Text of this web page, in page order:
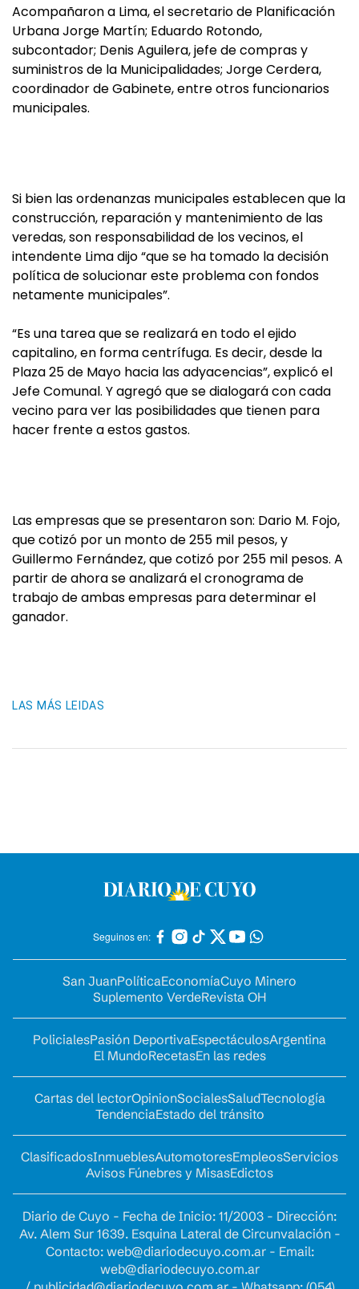
Acompañaron a Lima, el secretario de Planificación
Urbana Jorge Martín; Eduardo Rotondo,
subcontador; Denis Aguilera, jefe de compras y
suministros de la Municipalidades; Jorge Cerdera,
coordinador de Gabinete, entre otros funcionarios
municipales.
Si bien las ordenanzas municipales establecen que la
construcción, reparación y mantenimiento de las
veredas, son responsabilidad de los vecinos, el
intendente Lima dijo “que se ha tomado la decisión
política de solucionar este problema con fondos
netamente municipales”.
“Es una tarea que se realizará en todo el ejido
capitalino, en forma centrífuga. Es decir, desde la
Plaza 25 de Mayo hacia las adyacencias”, explicó el
Jefe Comunal. Y agregó que se dialogará con cada
vecino para ver las posibilidades que tienen para
hacer frente a estos gastos.
Las empresas que se presentaron son: Dario M. Fojo,
que cotizó por un monto de 255 mil pesos, y
Guillermo Fernández, que cotizó por 255 mil pesos. A
partir de ahora se analizará el cronograma de
trabajo de ambas empresas para determinar el
ganador.
LAS MÁS LEIDAS
Seguinos en:
San JuanPolíticaEconomíaCuyo Minero
Suplemento VerdeRevista OH
PolicialesPasión DeportivaEspectáculosArgentina
El MundoRecetasEn las redes
Cartas del lectorOpinionSocialesSaludTecnología
TendenciaEstado del tránsito
ClasificadosInmueblesAutomotoresEmpleosServicios
Avisos Fúnebres y MisasEdictos
Diario de Cuyo - Fecha de Inicio: 11/2003 - Dirección:
Av. Alem Sur 1639. Esquina Lateral de Circunvalación -
Contacto: web@diariodecuyo.com.ar- Email:
web@diariodecuyo.com.ar